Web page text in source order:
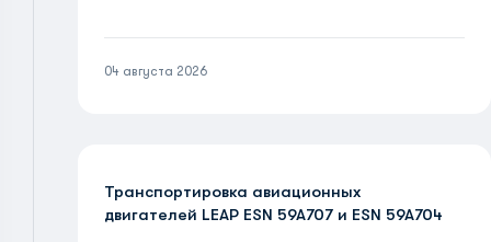
04 августа 2026
Транспортировка авиационных
двигателей LEAP ESN 59A707 и ESN 59A704